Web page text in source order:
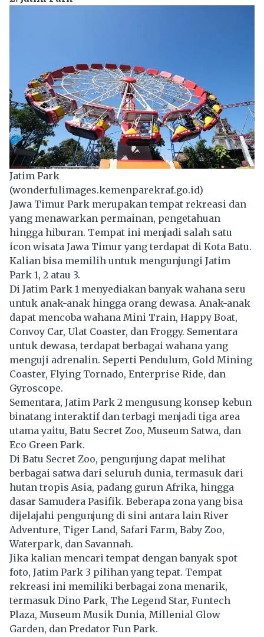
Jatim Park
(wonderfulimages.kemenparekraf.go.id)
Jawa Timur Park merupakan tempat rekreasi dan
yang menawarkan permainan, pengetahuan
hingga hiburan. Tempat ini menjadi salah satu
icon wisata Jawa Timur yang terdapat di Kota Batu.
Kalian bisa memilih untuk mengunjungi Jatim
Park 1, 2 atau 3.
Di Jatim Park 1 menyediakan banyak wahana seru
untuk anak-anak hingga orang dewasa. Anak-anak
dapat mencoba wahana Mini Train, Happy Boat,
Convoy Car, Ulat Coaster, dan Froggy. Sementara
untuk dewasa, terdapat berbagai wahana yang
menguji adrenalin. Seperti Pendulum, Gold Mining
Coaster, Flying Tornado, Enterprise Ride, dan
Gyroscope.
Sementara, Jatim Park 2 mengusung konsep kebun
binatang interaktif dan terbagi menjadi tiga area
utama yaitu, Batu Secret Zoo, Museum Satwa, dan
Eco Green Park.
Di Batu Secret Zoo, pengunjung dapat melihat
berbagai satwa dari seluruh dunia, termasuk dari
hutan tropis Asia, padang gurun Afrika, hingga
dasar Samudera Pasifik. Beberapa zona yang bisa
dijelajahi pengunjung di sini antara lain River
Adventure, Tiger Land, Safari Farm, Baby Zoo,
Waterpark, dan Savannah.
Jika kalian mencari tempat dengan banyak spot
foto, Jatim Park 3 pilihan yang tepat. Tempat
rekreasi ini memiliki berbagai zona menarik,
termasuk Dino Park, The Legend Star, Funtech
Plaza, Museum Musik Dunia, Millenial Glow
Garden, dan Predator Fun Park.